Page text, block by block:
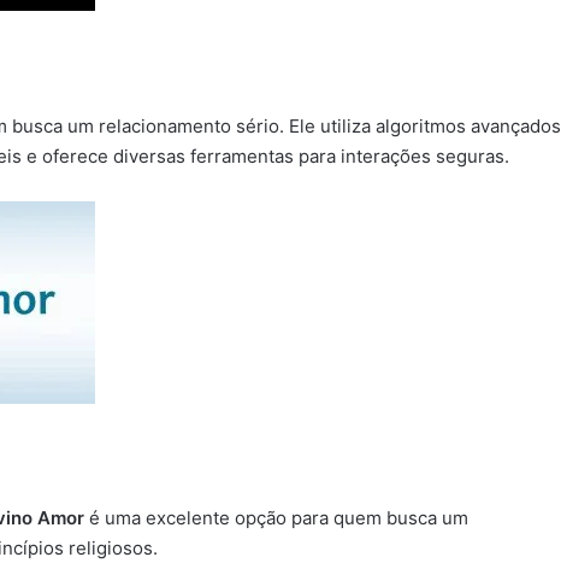
busca um relacionamento sério. Ele utiliza algoritmos avançados
e oferece diversas ferramentas para interações seguras.
Amor é uma excelente opção para quem busca um
religiosos.